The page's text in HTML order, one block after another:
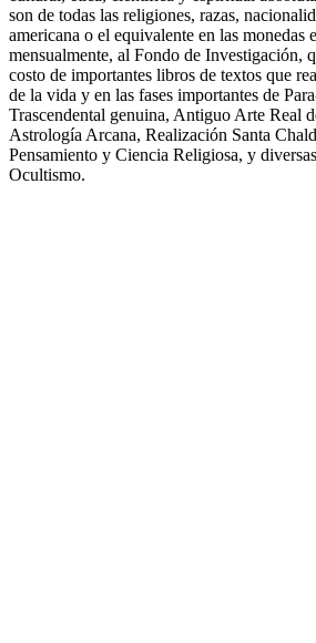
son de todas las religiones, razas,
americana o el equivalente en las
mensualmente, al Fondo de Investigación,
costo de importantes libros de textos que
de la vida y en las fases importantes de
Trascendental genuina, Antiguo Arte Real
Astrología Arcana, Realización Santa
Pensamiento y Ciencia Religiosa, y
Ocultismo.